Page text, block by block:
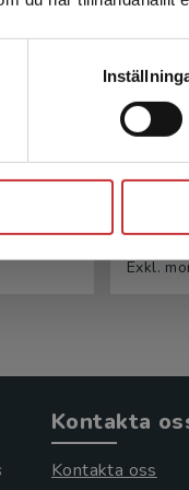
Ortiz,
Exkl.
Kontakta
Kontakta oss